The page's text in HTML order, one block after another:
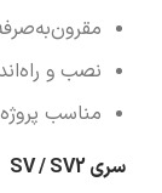
نصب و
مناسب
سری SV / SV2